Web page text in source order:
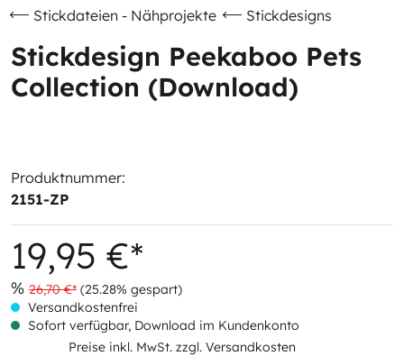
Stickdateien - Nähprojekte Stickdesigns
Stickdesign Peekaboo Pets
Collection (Download)
Produktnummer:
2151-ZP
19,95 €*
% 26,70 €* (25.28% gespart)
Versandkostenfrei
Sofort verfügbar, Download im Kundenkonto
Preise inkl. MwSt. zzgl. Versandkosten